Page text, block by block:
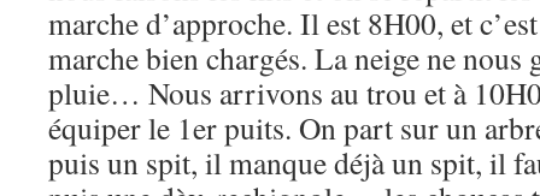
marche d’approche. Il est 8H00, et
marche bien chargés. La neige ne nous
pluie… Nous arrivons au trou et à
équiper le 1er puits. On part sur un
puis un spit, il manque déjà un spit, il